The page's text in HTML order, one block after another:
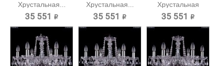
Хрустальная...
35 551 ₽
Хрустальная...
35 551 ₽
Хрустальная
подвесная...
35 551 ₽